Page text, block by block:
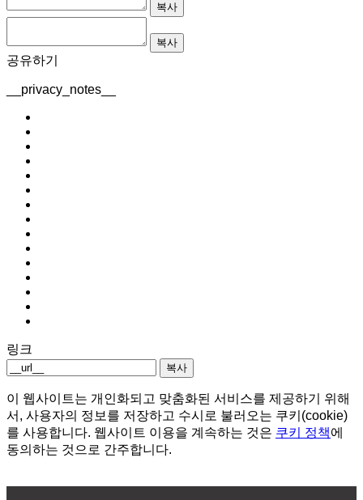
복사
복사
공유하기
__privacy_notes__
링크
복사
이 웹사이트는 개인화되고 맞춤화된 서비스를 제공하기 위해
서, 사용자의 정보를 저장하고 수시로 불러오는 쿠키(cookie)
를 사용합니다. 웹사이트 이용을 계속하는 것은 쿠키 정책에
동의하는 것으로 간주합니다.